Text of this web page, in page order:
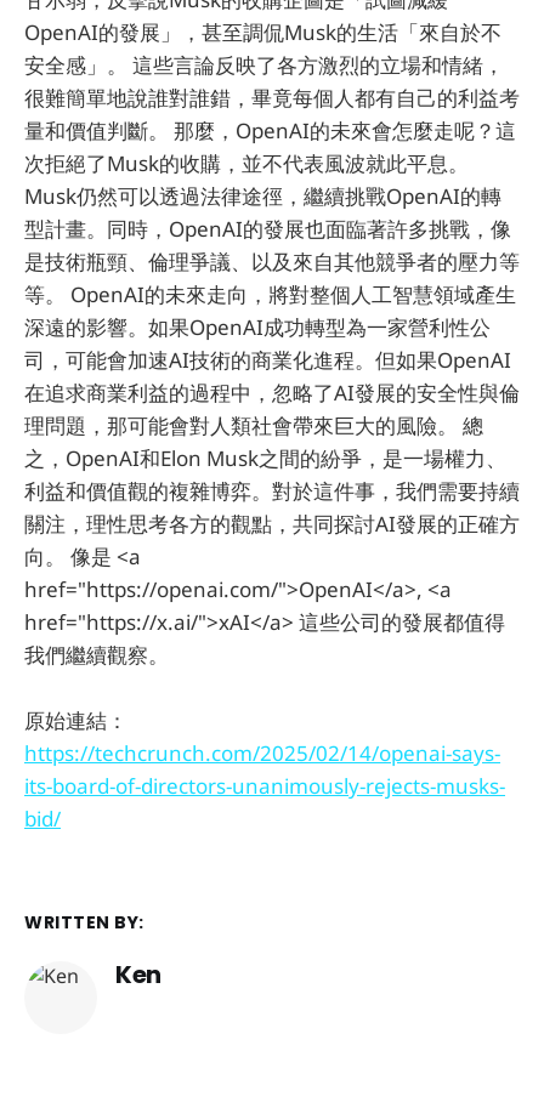
OpenAI的發展」，甚至調侃Musk的生活「來自於不
安全感」。 這些言論反映了各方激烈的立場和情緒，
很難簡單地說誰對誰錯，畢竟每個人都有自己的利益考
量和價值判斷。 那麼，OpenAI的未來會怎麼走呢？這
次拒絕了Musk的收購，並不代表風波就此平息。
Musk仍然可以透過法律途徑，繼續挑戰OpenAI的轉
型計畫。同時，OpenAI的發展也面臨著許多挑戰，像
是技術瓶頸、倫理爭議、以及來自其他競爭者的壓力等
等。 OpenAI的未來走向，將對整個人工智慧領域產生
深遠的影響。如果OpenAI成功轉型為一家營利性公
司，可能會加速AI技術的商業化進程。但如果OpenAI
在追求商業利益的過程中，忽略了AI發展的安全性與倫
理問題，那可能會對人類社會帶來巨大的風險。 總
之，OpenAI和Elon Musk之間的紛爭，是一場權力、
利益和價值觀的複雜博弈。對於這件事，我們需要持續
關注，理性思考各方的觀點，共同探討AI發展的正確方
向。 像是 <a
href="https://openai.com/">OpenAI</a>, <a
href="https://x.ai/">xAI</a> 這些公司的發展都值得
我們繼續觀察。
原始連結：
https://techcrunch.com/2025/02/14/openai-says-
its-board-of-directors-unanimously-rejects-musks-
bid/
WRITTEN BY:
Ken